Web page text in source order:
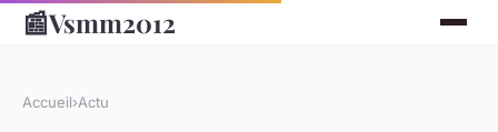
📰Vsmm2012
Accueil›Actu